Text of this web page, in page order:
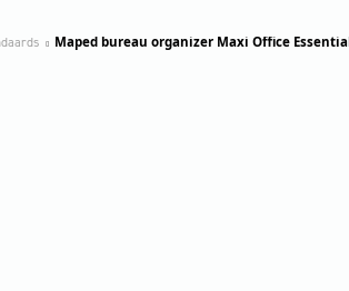
Maped bureau organizer Maxi Office